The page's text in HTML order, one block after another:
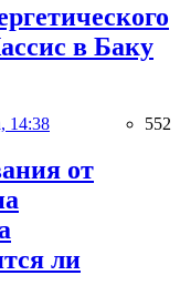
в Баку
14:38 552
от
ли